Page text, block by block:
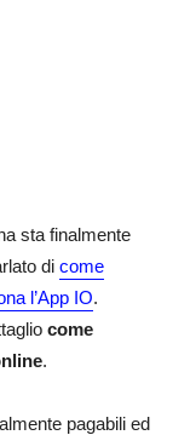
sta finalmente
di come
l’App IO.
come
.
pagabili ed